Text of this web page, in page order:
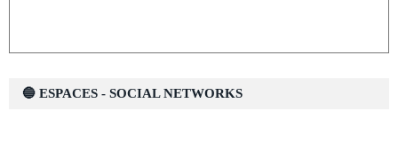
🔵 ESPACES - SOCIAL NETWORKS